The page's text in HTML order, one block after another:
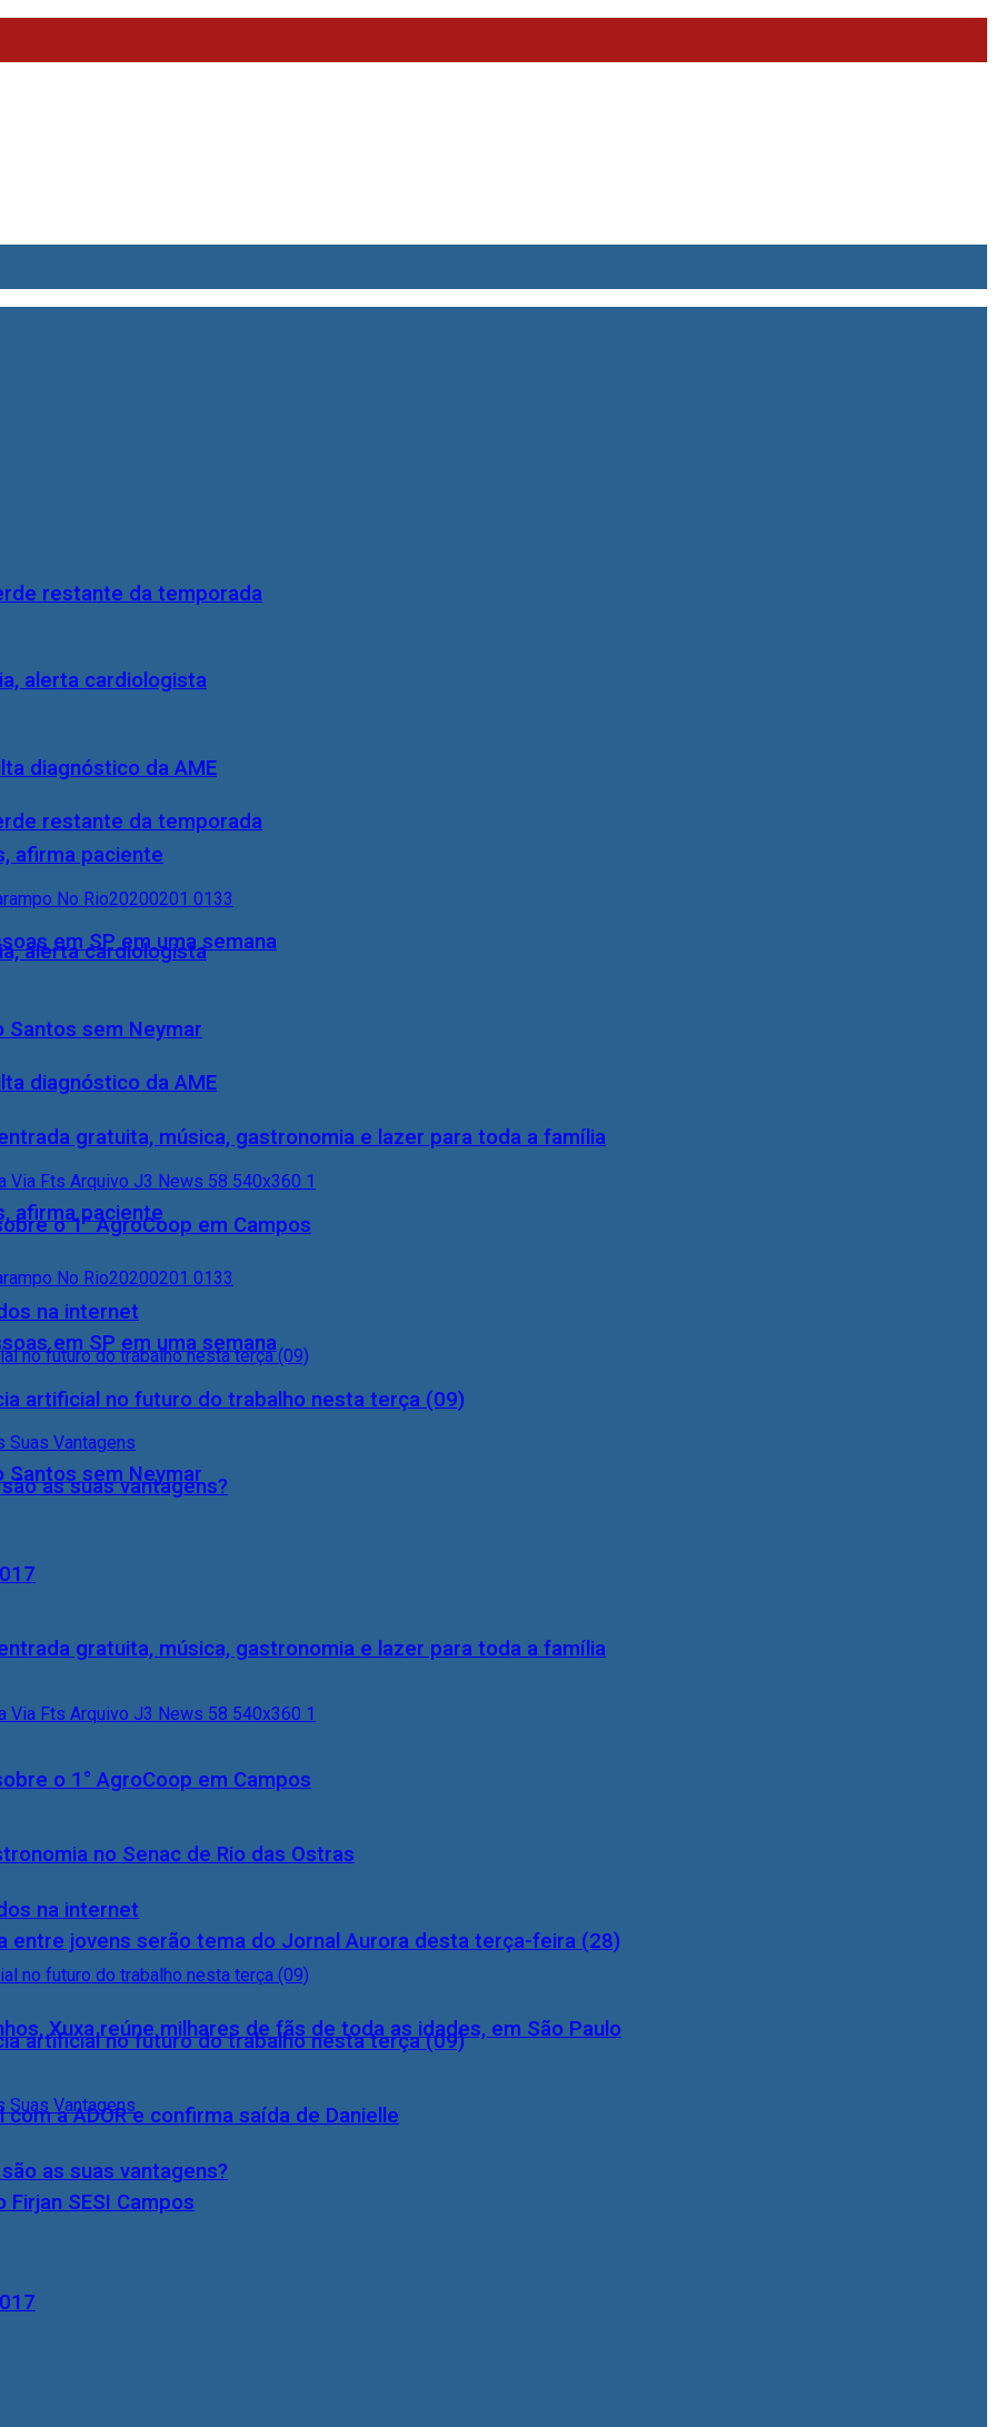
restante da temporada
alerta cardiologista
diagnóstico da AME
afirma paciente
em SP em uma semana
sem Neymar
gratuita, música, gastronomia e lazer para toda a família
o 1° AgroCoop em Campos
na internet
artificial no futuro do trabalho nesta terça (09)
as suas vantagens?
restante da temporada
alerta cardiologista
diagnóstico da AME
afirma paciente
em SP em uma semana
sem Neymar
gratuita, música, gastronomia e lazer para toda a família
o 1° AgroCoop em Campos
na internet
artificial no futuro do trabalho nesta terça (09)
as suas vantagens?
no Senac de Rio das Ostras
entre jovens serão tema do Jornal Aurora desta terça-feira (28)
Xuxa reúne milhares de fãs de toda as idades, em São Paulo
a ADOR e confirma saída de Danielle
SESI Campos